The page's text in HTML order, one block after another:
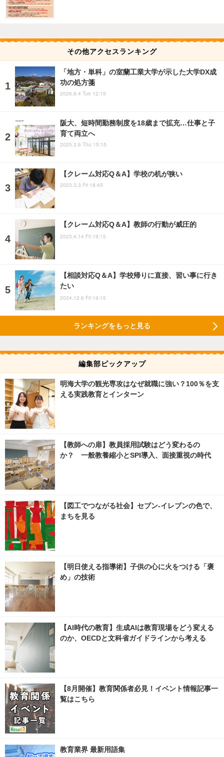
その他アクセスランキング
「地方・単科」の室蘭工業大学が示した大学DX成
功の処方箋
2026.8.4 Tue 12:15
阪大、短時間勤務制度を18歳まで拡充…仕事と子
育て両立へ
2025.3.6 Thu 15:15
【クレーム対応Q＆A】学校の机が狭い
2023.3.3 Fri 18:45
【クレーム対応Q＆A】教師の行動が威圧的
2023.4.14 Fri 19:15
【相談対応Q＆A】学校帰りに直接、習い事に行き
たい
2024.12.6 Fri 19:15
ランキングをもっと見る
編集部ピックアップ
明海大学の観光専攻はなぜ就職に強い？100％を支
える実践教育とインターン
【教師への扉】教員採用試験はどう変わるの
か？ 一般教養縮小とSPI導入、面接重視の時代
【図工でつながる社会】セブン‐イレブンの色で、
まちを見る
【明日使える指導術】子供の心に火をつける「褒
め」の技術
【AI時代の教育】生成AIは教育現場をどう変える
のか、OECDと文科省ガイドラインから考える
【8月開催】教育関係者必見！イベント情報記事一
覧はこちら
教育業界 最新用語集